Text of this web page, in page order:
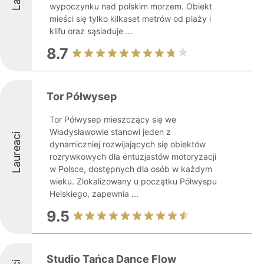
wypoczynku nad polskim morzem. Obiekt
mieści się tylko kilkaset metrów od plaży i
klifu oraz sąsiaduje ...
8.7
Laureaci
Tor Półwysep
Tor Półwysep mieszczący się we
Władysławowie stanowi jeden z
dynamiczniej rozwijających się obiektów
rozrywkowych dla entuzjastów motoryzacji
w Polsce, dostępnych dla osób w każdym
wieku. Zlokalizowany u początku Półwyspu
Helskiego, zapewnia ...
9.5
Studio Tańca Dance Flow